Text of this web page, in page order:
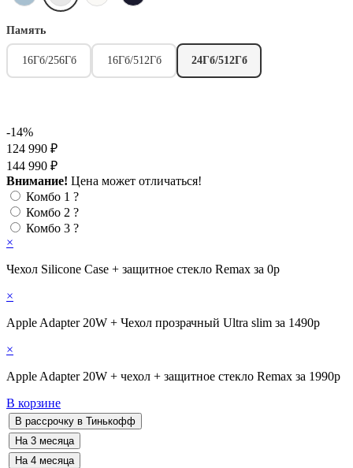
Память
16Гб/256Гб 16Гб/512Гб 24Гб/512Гб
-14%
124 990 ₽
144 990 ₽
Внимание! Цена может отличаться!
Комбо 1 ?
Комбо 2 ?
Комбо 3 ?
×
Чехол Silicone Case + защитное стекло Remax за 0р
×
Apple Adapter 20W + Чехол прозрачный Ultra slim за 1490р
×
Apple Adapter 20W + чехол + защитное стекло Remax за 1990р
В корзине